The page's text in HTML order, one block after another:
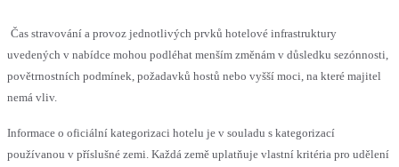
Čas stravování a provoz jednotlivých prvků hotelové infrastruktury
uvedených v nabídce mohou podléhat menším změnám v důsledku sezónnosti,
povětrnostních podmínek, požadavků hostů nebo vyšší moci, na které majitel
nemá vliv.
Informace o oficiální kategorizaci hotelu je v souladu s kategorizací
používanou v příslušné zemi. Každá země uplatňuje vlastní kritéria pro udělení